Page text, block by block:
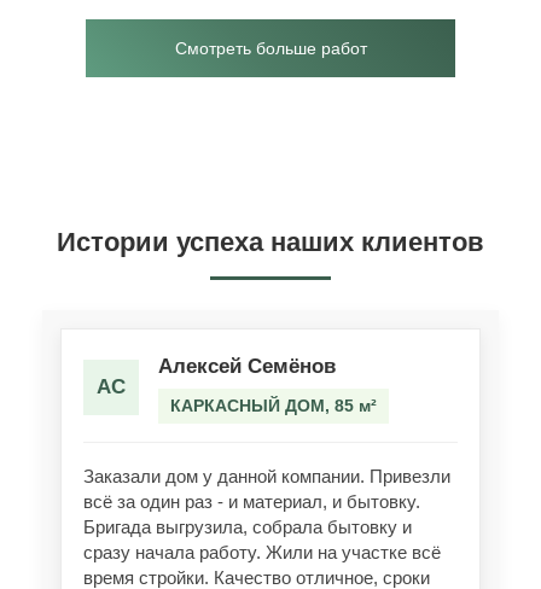
Смотреть больше работ
Истории успеха наших клиентов
АС
Алексей Семёнов
КАРКАСНЫЙ ДОМ, 85 м²
Заказали дом у данной компании. Привезли
всё за один раз - и материал, и бытовку.
Бригада выгрузила, собрала бытовку и
сразу начала работу. Жили на участке всё
время стройки. Качество отличное, сроки